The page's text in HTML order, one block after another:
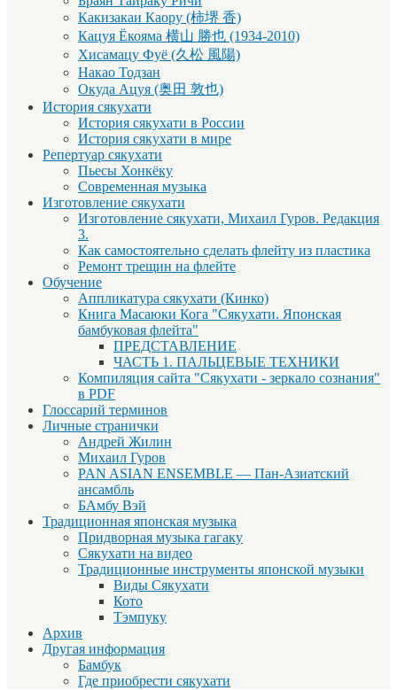
Какизакаи Каору (柿堺 香)
Кацуя Ёкояма 横山 勝也 (1934-2010)
Хисамацу Фуё (久松 風陽)
Накао Тодзан
Окуда Ацуя (奥田 敦也)
История сякухати
История сякухати в России
История сякухати в мире
Репертуар сякухати
Пьесы Хонкёку
Современная музыка
Изготовление сякухати
Изготовление сякухати, Михаил Гуров. Редакция
3.
Как самостоятельно сделать флейту из пластика
Ремонт трещин на флейте
Обучение
Аппликатура сякухати (Кинко)
Книга Масаюки Кога "Сякухати. Японская
бамбуковая флейта"
ПРЕДСТАВЛЕНИЕ
ЧАСТЬ 1. ПАЛЬЦЕВЫЕ ТЕХНИКИ
Компиляция сайта "Сякухати - зеркало сознания"
в PDF
Глоссарий терминов
Личные странички
Андрей Жилин
Михаил Гуров
PAN ASIAN ENSEMBLE — Пан-Азиатский
ансамбль
БАмбу Вэй
Традиционная японская музыка
Придворная музыка гагаку
Сякухати на видео
Традиционные инструменты японской музыки
Виды Сякухати
Кото
Тэмпуку
Архив
Другая информация
Бамбук
Где приобрести сякухати